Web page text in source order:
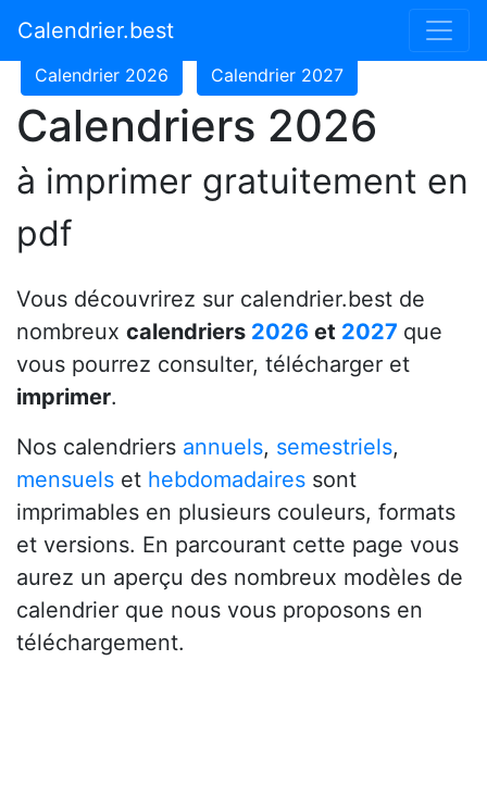
Calendrier.best
Calendrier 2024
Calendrier 2026 Calendrier 2027
Calendriers 2026
à imprimer gratuitement en
pdf
Vous découvrirez sur calendrier.best de
nombreux calendriers 2026 et 2027 que
vous pourrez consulter, télécharger et
imprimer.
Nos calendriers annuels, semestriels,
mensuels et hebdomadaires sont
imprimables en plusieurs couleurs, formats
et versions. En parcourant cette page vous
aurez un aperçu des nombreux modèles de
calendrier que nous vous proposons en
téléchargement.